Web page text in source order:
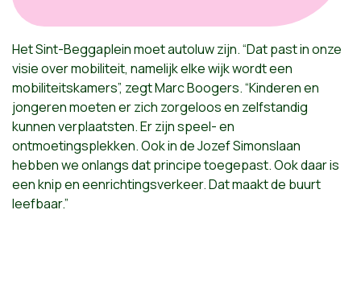
Het Sint-Beggaplein moet autoluw zijn. “Dat past in onze
visie over mobiliteit, namelijk elke wijk wordt een
mobiliteitskamers”, zegt Marc Boogers. “Kinderen en
jongeren moeten er zich zorgeloos en zelfstandig
kunnen verplaatsten. Er zijn speel- en
ontmoetingsplekken. Ook in de Jozef Simonslaan
hebben we onlangs dat principe toegepast. Ook daar is
een knip en eenrichtingsverkeer. Dat maakt de buurt
leefbaar.”